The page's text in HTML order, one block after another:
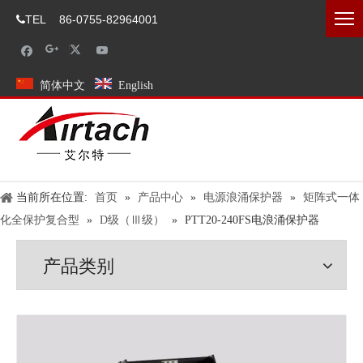
TEL 86-0755-82964001
简体中文 English
当前所在位置: 首页 » 产品中心 » 电源浪涌保护器 » 矩阵式一体
化全保护复合型
» D级（Ⅲ级） » PTT20-240FS电浪涌保护器
产品类别